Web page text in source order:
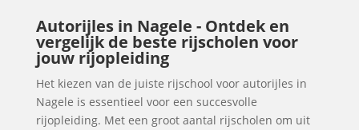
Autorijles in Nagele - Ontdek en
vergelijk de beste rijscholen voor
jouw rijopleiding
Het kiezen van de juiste rijschool voor autorijles in
Nagele is essentieel voor een succesvolle
rijopleiding. Met een groot aantal rijscholen om uit